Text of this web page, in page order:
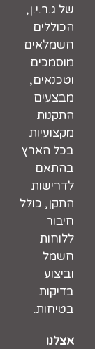
של ג.ר.י.ן,
הכוללים
חשמלאים
מוסמכים
וטכנאים,
מבצעים
התקנות
מקצועיות
בכל הארץ
בהתאם
לדרישות
התקן, כולל
חיבור
ללוחות
חשמל
וביצוע
בדיקות
בטיחות.
אצלנו